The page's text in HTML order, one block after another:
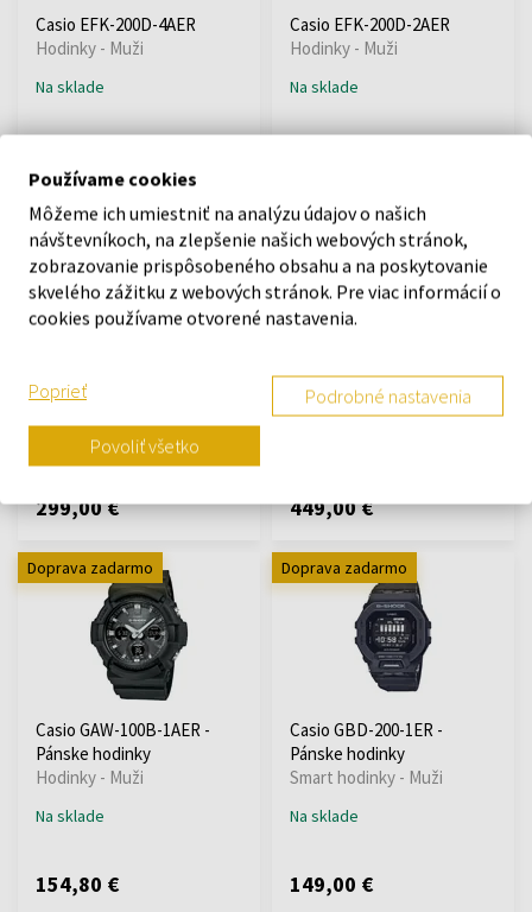
Casio EFK-200D-4AER
Hodinky - Muži
Na sklade
Casio EFK-200D-2AER
Hodinky - Muži
Na sklade
Doprava zadarmo
Hodinky - Muži
Na sklade
299,00 €
Doprava zadarmo
Casio EFK-200XPB-1AER
Hodinky - Muži
449,00 €
Doprava zadarmo
Casio GAW-100B-1AER -
Pánske hodinky
Hodinky - Muži
Na sklade
154,80 €
Doprava zadarmo
Casio GBD-200-1ER -
Pánske hodinky
Smart hodinky - Muži
Na sklade
149,00 €
Používame cookies
Môžeme ich umiestniť na analýzu údajov o našich
návštevníkoch, na zlepšenie našich webových stránok,
zobrazovanie prispôsobeného obsahu a na poskytovanie
skvelého zážitku z webových stránok. Pre viac informácií o
cookies používame otvorené nastavenia.
Poprieť Podrobné nastavenia
Povoliť všetko